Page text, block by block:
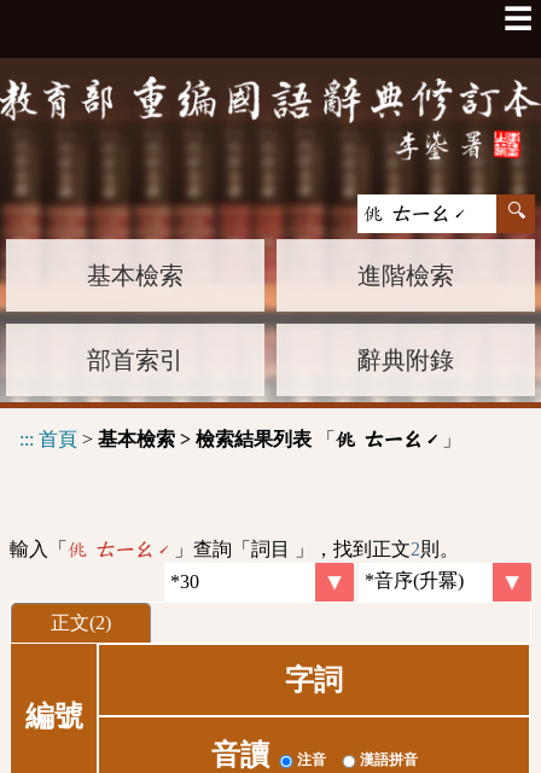
☰
基本檢索 進階檢索
部首索引 辭典附錄
::: 首頁 > 基本檢索 > 檢索結果列表 「 佻 ㄊㄧㄠˊ 」
輸入「 佻 ㄊㄧㄠˊ 」查詢「詞目 」，找到正文2則。
正文(2)
編號
字詞
音讀 注音 漢語拼音